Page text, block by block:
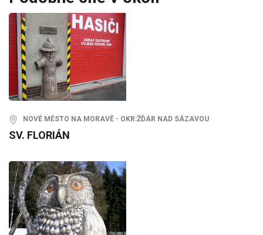
NOVÉ MĚSTO NA MORAVĚ - OKR:ŽĎÁR NAD SÁZAVOU
SV. FLORIÁN